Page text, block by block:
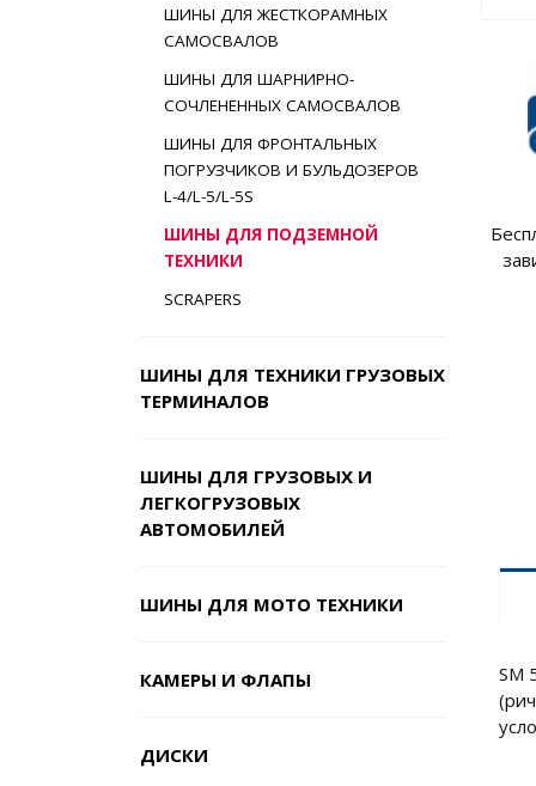
ШИНЫ ДЛЯ ЖЕСТКОРАМНЫХ
САМОСВАЛОВ
ШИНЫ ДЛЯ ШАРНИРНО-
СОЧЛЕНЕННЫХ САМОСВАЛОВ
ШИНЫ ДЛЯ ФРОНТАЛЬНЫХ
ПОГРУЗЧИКОВ И БУЛЬДОЗЕРОВ
L-4/L-5/L-5S
ШИНЫ ДЛЯ ПОДЗЕМНОЙ
ТЕХНИКИ
SCRAPERS
ШИНЫ ДЛЯ ТЕХНИКИ ГРУЗОВЫХ
ТЕРМИНАЛОВ
ШИНЫ ДЛЯ ГРУЗОВЫХ И
ЛЕГКОГРУЗОВЫХ
АВТОМОБИЛЕЙ
ШИНЫ ДЛЯ МОТО ТЕХНИКИ
КАМЕРЫ И ФЛАПЫ
ДИСКИ
SM